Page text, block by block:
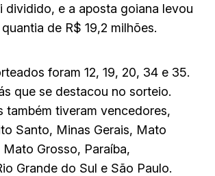
dividido, e a aposta goiana levou
de R$ 19,2 milhões.
foram 12, 19, 20, 34 e 35.
que se destacou no sorteio.
também tiveram vencedores,
Santo, Minas Gerais, Mato
Grosso, Paraíba,
Grande do Sul e São Paulo.